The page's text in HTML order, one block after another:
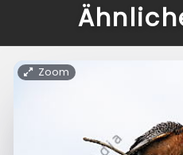
Zoom